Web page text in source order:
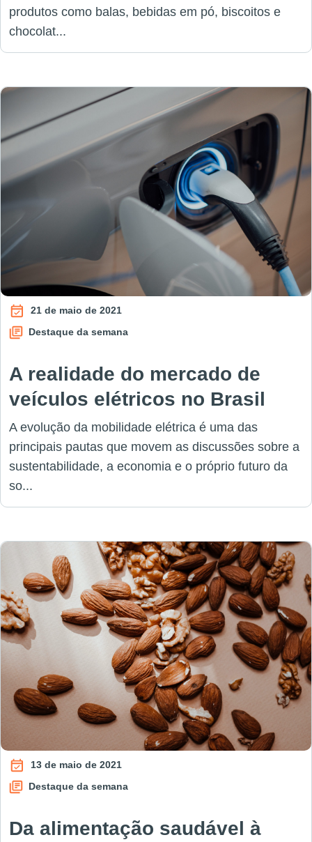
produtos como balas, bebidas em pó, biscoitos e
chocolat...
21 de maio de 2021
Destaque da semana
A realidade do mercado de
veículos elétricos no Brasil
A evolução da mobilidade elétrica é uma das
principais pautas que movem as discussões sobre a
sustentabilidade, a economia e o próprio futuro da
so...
13 de maio de 2021
Destaque da semana
Da alimentação saudável à